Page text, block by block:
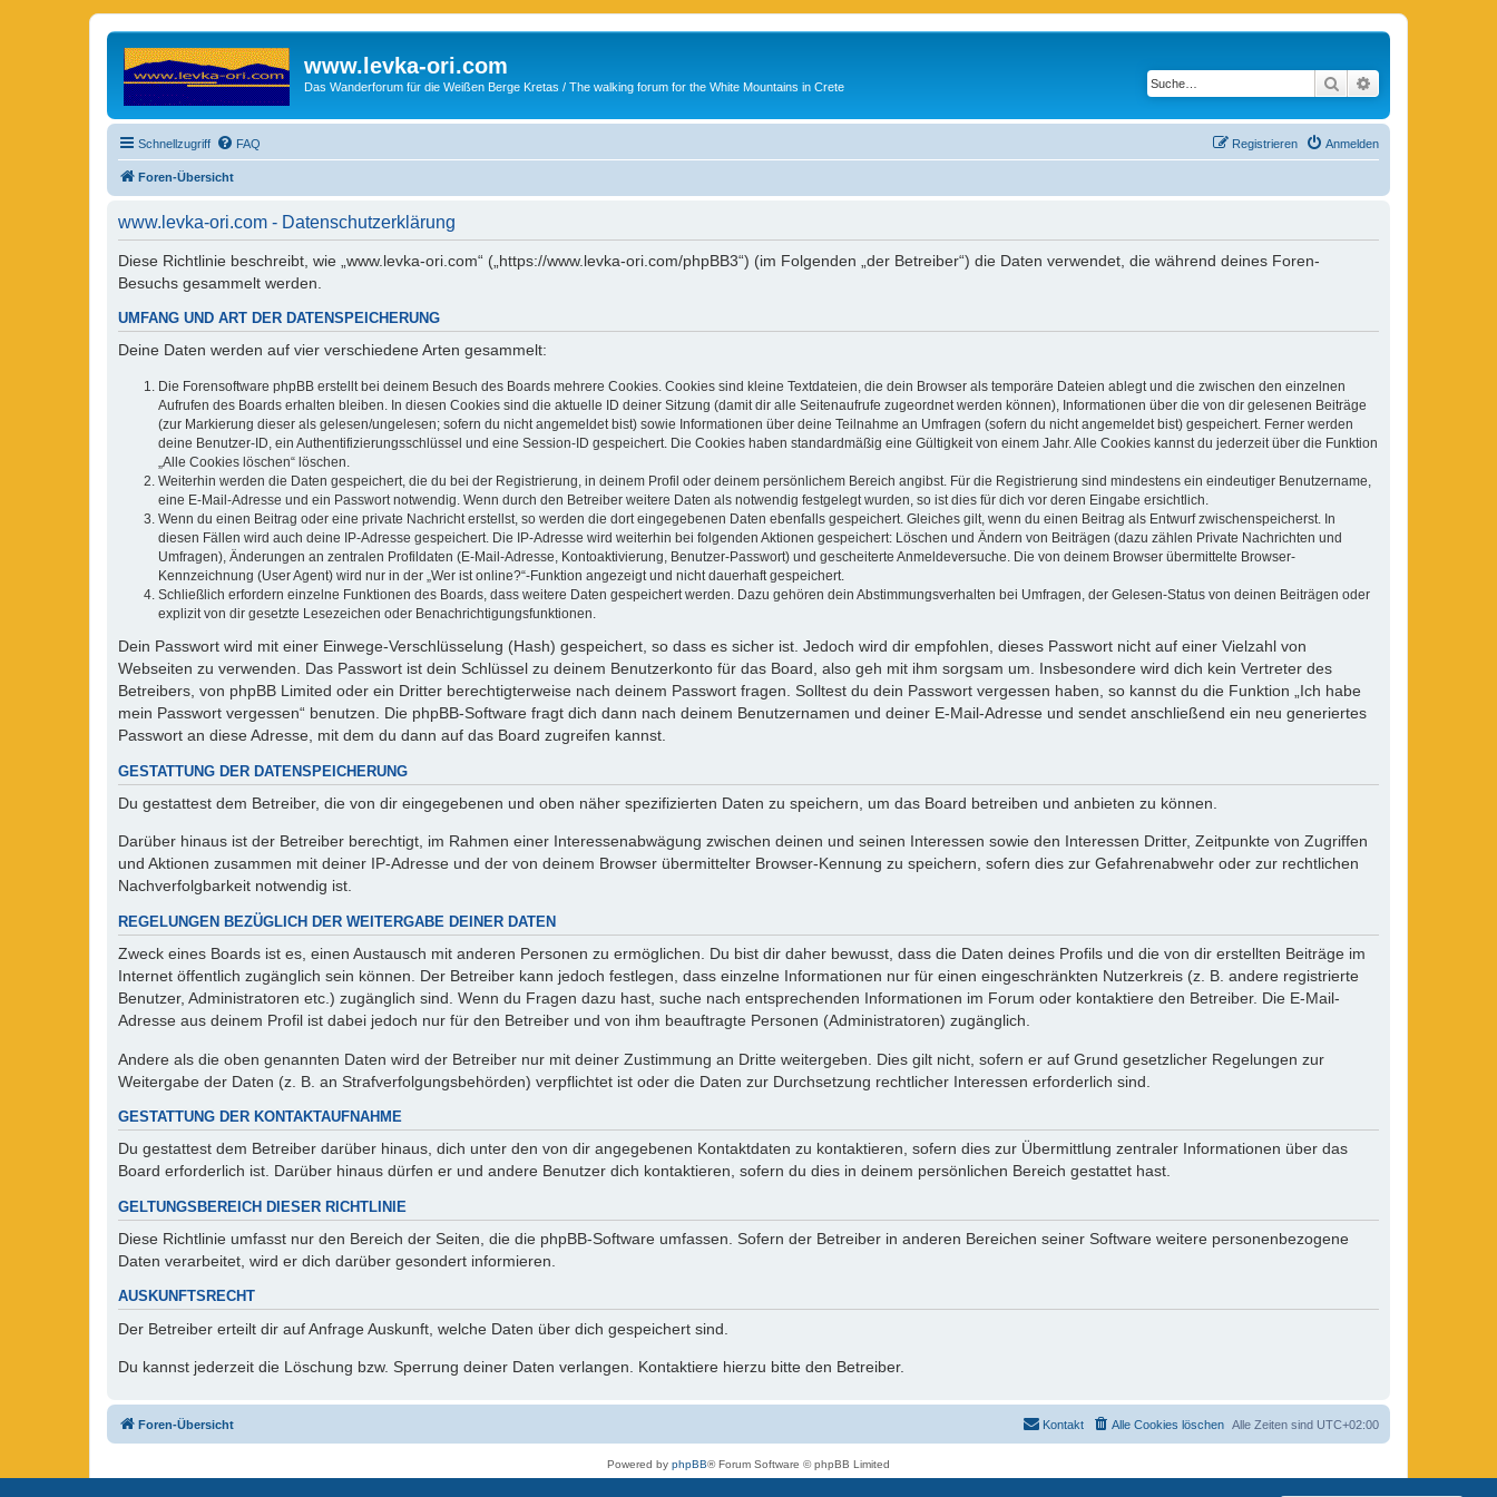
www.levka-ori.com
Das Wanderforum für die Weißen Berge Kretas / The walking forum for the White Mountains in Crete Suche
Schnellzugriff FAQ Anmelden
Registrieren
Foren-Übersicht
www.levka-ori.com - Datenschutzerklärung
Diese Richtlinie beschreibt, wie „www.levka-ori.com“ („https://www.levka-ori.com/phpBB3“) (im Folgenden „der Betreiber“) die Daten verwendet, die während deines Foren-
Besuchs gesammelt werden.
UMFANG UND ART DER DATENSPEICHERUNG
Deine Daten werden auf vier verschiedene Arten gesammelt:
Die Forensoftware phpBB erstellt bei deinem Besuch des Boards mehrere Cookies. Cookies sind kleine Textdateien, die dein Browser als temporäre Dateien ablegt und die zwischen den einzelnen
Aufrufen des Boards erhalten bleiben. In diesen Cookies sind die aktuelle ID deiner Sitzung (damit dir alle Seitenaufrufe zugeordnet werden können), Informationen über die von dir gelesenen Beiträge
(zur Markierung dieser als gelesen/ungelesen; sofern du nicht angemeldet bist) sowie Informationen über deine Teilnahme an Umfragen (sofern du nicht angemeldet bist) gespeichert. Ferner werden
deine Benutzer-ID, ein Authentifizierungsschlüssel und eine Session-ID gespeichert. Die Cookies haben standardmäßig eine Gültigkeit von einem Jahr. Alle Cookies kannst du jederzeit über die Funktion
„Alle Cookies löschen“ löschen.
Weiterhin werden die Daten gespeichert, die du bei der Registrierung, in deinem Profil oder deinem persönlichem Bereich angibst. Für die Registrierung sind mindestens ein eindeutiger Benutzername,
eine E-Mail-Adresse und ein Passwort notwendig. Wenn durch den Betreiber weitere Daten als notwendig festgelegt wurden, so ist dies für dich vor deren Eingabe ersichtlich.
Wenn du einen Beitrag oder eine private Nachricht erstellst, so werden die dort eingegebenen Daten ebenfalls gespeichert. Gleiches gilt, wenn du einen Beitrag als Entwurf zwischenspeicherst. In
diesen Fällen wird auch deine IP-Adresse gespeichert. Die IP-Adresse wird weiterhin bei folgenden Aktionen gespeichert: Löschen und Ändern von Beiträgen (dazu zählen Private Nachrichten und
Umfragen), Änderungen an zentralen Profildaten (E-Mail-Adresse, Kontoaktivierung, Benutzer-Passwort) und gescheiterte Anmeldeversuche. Die von deinem Browser übermittelte Browser-
Kennzeichnung (User Agent) wird nur in der „Wer ist online?“-Funktion angezeigt und nicht dauerhaft gespeichert.
Schließlich erfordern einzelne Funktionen des Boards, dass weitere Daten gespeichert werden. Dazu gehören dein Abstimmungsverhalten bei Umfragen, der Gelesen-Status von deinen Beiträgen oder
explizit von dir gesetzte Lesezeichen oder Benachrichtigungsfunktionen.
Dein Passwort wird mit einer Einwege-Verschlüsselung (Hash) gespeichert, so dass es sicher ist. Jedoch wird dir empfohlen, dieses Passwort nicht auf einer Vielzahl von
Webseiten zu verwenden. Das Passwort ist dein Schlüssel zu deinem Benutzerkonto für das Board, also geh mit ihm sorgsam um. Insbesondere wird dich kein Vertreter des
Betreibers, von phpBB Limited oder ein Dritter berechtigterweise nach deinem Passwort fragen. Solltest du dein Passwort vergessen haben, so kannst du die Funktion „Ich habe
mein Passwort vergessen“ benutzen. Die phpBB-Software fragt dich dann nach deinem Benutzernamen und deiner E-Mail-Adresse und sendet anschließend ein neu generiertes
Passwort an diese Adresse, mit dem du dann auf das Board zugreifen kannst.
GESTATTUNG DER DATENSPEICHERUNG
Du gestattest dem Betreiber, die von dir eingegebenen und oben näher spezifizierten Daten zu speichern, um das Board betreiben und anbieten zu können.
Darüber hinaus ist der Betreiber berechtigt, im Rahmen einer Interessenabwägung zwischen deinen und seinen Interessen sowie den Interessen Dritter, Zeitpunkte von Zugriffen
und Aktionen zusammen mit deiner IP-Adresse und der von deinem Browser übermittelter Browser-Kennung zu speichern, sofern dies zur Gefahrenabwehr oder zur rechtlichen
Nachverfolgbarkeit notwendig ist.
REGELUNGEN BEZÜGLICH DER WEITERGABE DEINER DATEN
Zweck eines Boards ist es, einen Austausch mit anderen Personen zu ermöglichen. Du bist dir daher bewusst, dass die Daten deines Profils und die von dir erstellten Beiträge im
Internet öffentlich zugänglich sein können. Der Betreiber kann jedoch festlegen, dass einzelne Informationen nur für einen eingeschränkten Nutzerkreis (z. B. andere registrierte
Benutzer, Administratoren etc.) zugänglich sind. Wenn du Fragen dazu hast, suche nach entsprechenden Informationen im Forum oder kontaktiere den Betreiber. Die E-Mail-
Adresse aus deinem Profil ist dabei jedoch nur für den Betreiber und von ihm beauftragte Personen (Administratoren) zugänglich.
Andere als die oben genannten Daten wird der Betreiber nur mit deiner Zustimmung an Dritte weitergeben. Dies gilt nicht, sofern er auf Grund gesetzlicher Regelungen zur
Weitergabe der Daten (z. B. an Strafverfolgungsbehörden) verpflichtet ist oder die Daten zur Durchsetzung rechtlicher Interessen erforderlich sind.
GESTATTUNG DER KONTAKTAUFNAHME
Du gestattest dem Betreiber darüber hinaus, dich unter den von dir angegebenen Kontaktdaten zu kontaktieren, sofern dies zur Übermittlung zentraler Informationen über das
Board erforderlich ist. Darüber hinaus dürfen er und andere Benutzer dich kontaktieren, sofern du dies in deinem persönlichen Bereich gestattet hast.
GELTUNGSBEREICH DIESER RICHTLINIE
Diese Richtlinie umfasst nur den Bereich der Seiten, die die phpBB-Software umfassen. Sofern der Betreiber in anderen Bereichen seiner Software weitere personenbezogene
Daten verarbeitet, wird er dich darüber gesondert informieren.
AUSKUNFTSRECHT
Der Betreiber erteilt dir auf Anfrage Auskunft, welche Daten über dich gespeichert sind.
Du kannst jederzeit die Löschung bzw. Sperrung deiner Daten verlangen. Kontaktiere hierzu bitte den Betreiber.
Foren-Übersicht Alle Zeiten sind UTC+02:00
Alle Cookies löschen
Kontakt
Powered by phpBB® Forum Software © phpBB Limited